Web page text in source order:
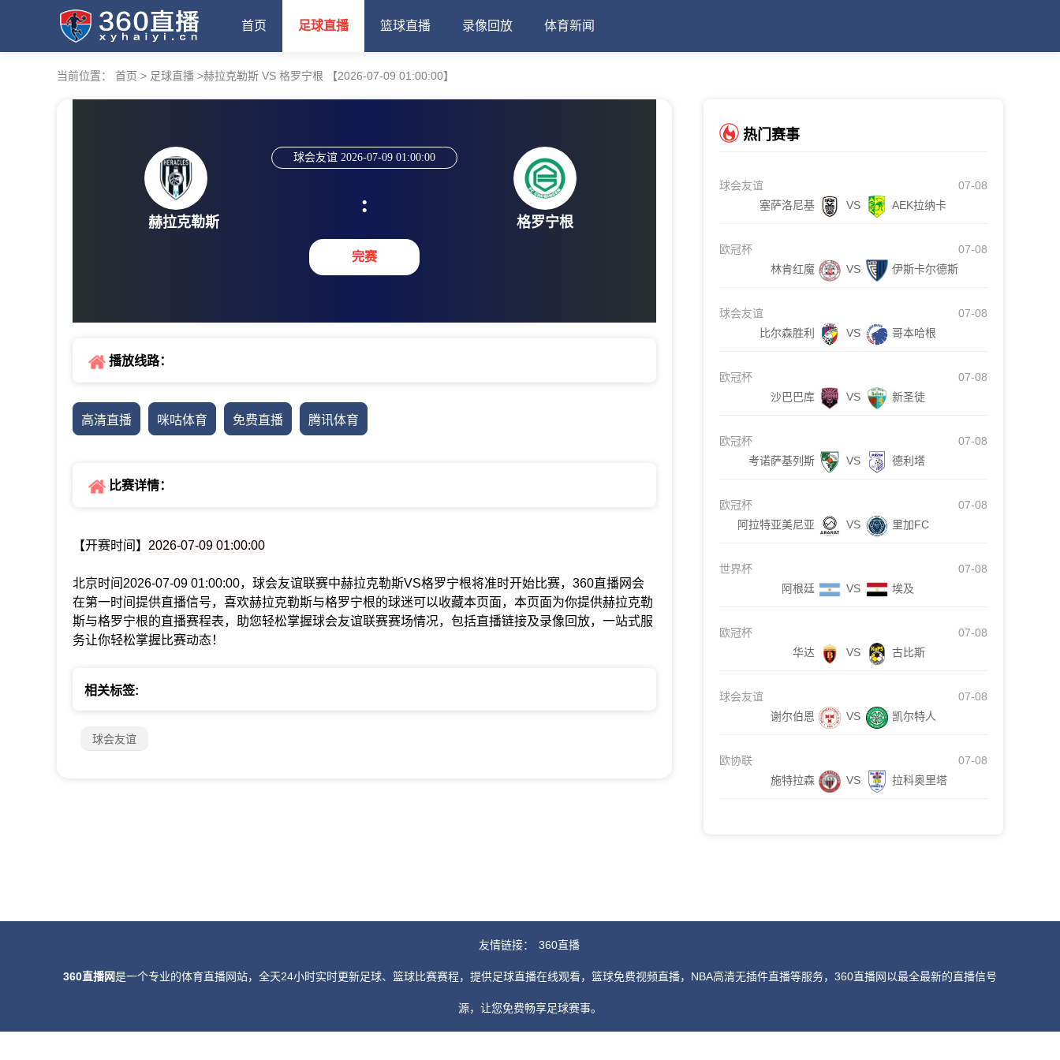
首页 足球直播 篮球直播 录像回放 体育新闻
当前位置： 首页 > 足球直播 >赫拉克勒斯 VS 格罗宁根 【2026-07-09 01:00:00】
赫拉克勒斯
球会友谊 2026-07-09 01:00:00
:
完赛
格罗宁根
播放线路：
高清直播 咪咕体育 免费直播 腾讯体育
比赛详情：
【开赛时间】 2026-07-09 01:00:00
北京时间2026-07-09 01:00:00，球会友谊联赛中赫拉克勒斯VS格罗宁根将准时开始比赛，360直播网会
在第一时间提供直播信号，喜欢赫拉克勒斯与格罗宁根的球迷可以收藏本页面，本页面为你提供赫拉克勒
斯与格罗宁根的直播赛程表，助您轻松掌握球会友谊联赛赛场情况，包括直播链接及录像回放，一站式服
务让你轻松掌握比赛动态！
相关标签:
球会友谊
热门赛事
球会友谊
07-08
塞萨洛尼基
VS AEK拉纳卡
欧冠杯
07-08
林肯红魔
VS 伊斯卡尔德斯
球会友谊
07-08
比尔森胜利
VS 哥本哈根
欧冠杯
07-08
沙巴巴库
VS 新圣徒
欧冠杯
07-08
考诺萨基列斯
VS 德利塔
欧冠杯
07-08
阿拉特亚美尼亚
VS 里加FC
世界杯
07-08
阿根廷
VS 埃及
欧冠杯
07-08
华达
VS 古比斯
球会友谊
07-08
谢尔伯恩
VS 凯尔特人
欧协联
07-08
施特拉森
VS 拉科奥里塔
友情链接： 360直播
360直播网是一个专业的体育直播网站，全天24小时实时更新足球、篮球比赛赛程，提供足球直播在线观看，篮球免费视频直播，NBA高清无插件直播等服务，360直播网以最全最新的直播信号
源，让您免费畅享足球赛事。